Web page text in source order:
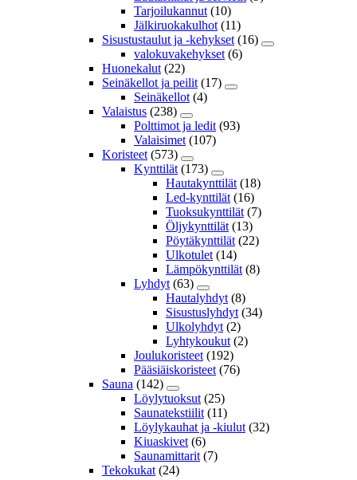
Tarjoilukannut (10)
Jälkiruokakulhot (11)
Sisustustaulut ja -kehykset (16)
valokuvakehykset (6)
Huonekalut (22)
Seinäkellot ja peilit (17)
Seinäkellot (4)
Valaistus (238)
Polttimot ja ledit (93)
Valaisimet (107)
Koristeet (573)
Kynttilät (173)
Hautakynttilät (18)
Led-kynttilät (16)
Tuoksukynttilät (7)
Öljykynttilät (13)
Pöytäkynttilät (22)
Ulkotulet (14)
Lämpökynttilät (8)
Lyhdyt (63)
Hautalyhdyt (8)
Sisustuslyhdyt (34)
Ulkolyhdyt (2)
Lyhtykoukut (2)
Joulukoristeet (192)
Pääsiäiskoristeet (76)
Sauna (142)
Löylytuoksut (25)
Saunatekstiilit (11)
Löylykauhat ja -kiulut (32)
Kiuaskivet (6)
Saunamittarit (7)
Tekokukat (24)